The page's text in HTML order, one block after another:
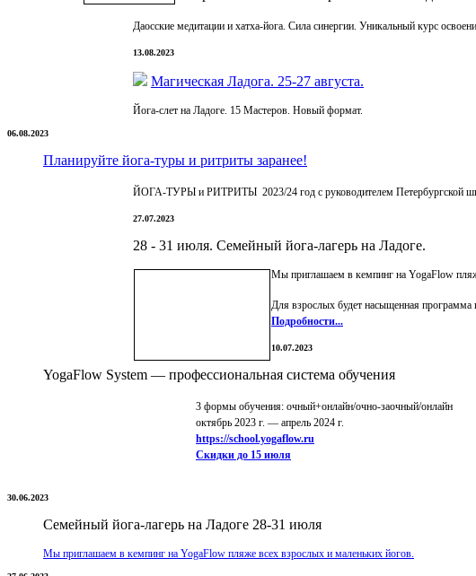
Даосские медитации и хатха-йога. Сила синергии. Уникальный курс
13.08.2023
Магическая Ладога. 25-27 августа.
Йога-слет на Ладоге. 15 Мастеров. Новый формат.
06.08.2023
Планируйте йога-туры и ритриты заранее!
ЙОГА-ТУРЫ и РИТРИТЫ 2023/24 год с руководителем Петербургской
27.07.2023
28 - 31 июля. Семейный йога-лагерь на Ладоге.
Мы приглашаем в кемпинг на YogaFlow
Для взрослых будет насыщенная программа
Подробности...
10.07.2023
YogaFlow System — профессиональная система обучения
3 формы обучения: очный+онлайн/очно-заочный/онлайн
октябрь 2023 г. — апрель 2024 г.
https://school.yogaflow.ru
Скидки до 15 июля
30.06.2023
Семейный йога-лагерь на Ладоге 28-31 июля
Мы приглашаем в кемпинг на YogaFlow пляже всех взрослых и маленьких йогов.